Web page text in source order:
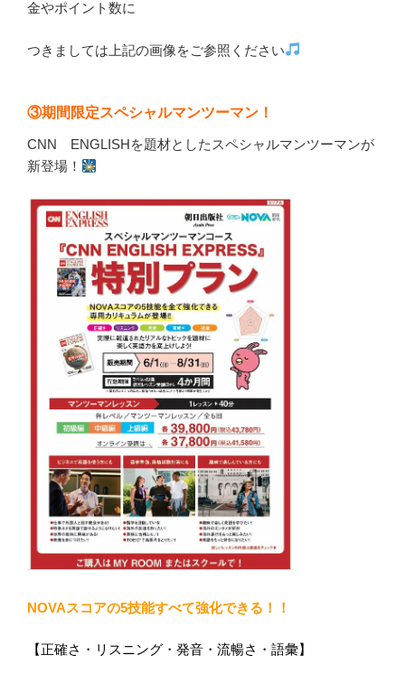
金やポイント数に
つきましては上記の画像をご参照ください
③期間限定スペシャルマンツーマン！
CNN ENGLISHを題材としたスペシャルマンツーマンが
新登場！
NOVAスコアの5技能すべて強化できる！！
【正確さ・リスニング・発音・流暢さ・語彙】